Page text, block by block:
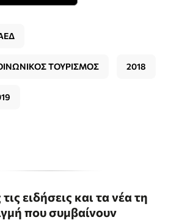
ΤΟΥΡΙΣΜΟΣ 2018
ειδήσεις και τα νέα τη
που συμβαίνουν